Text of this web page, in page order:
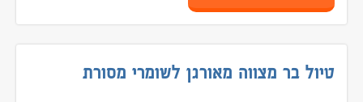
טיול בר מצווה מאורגן לשומרי מסורת